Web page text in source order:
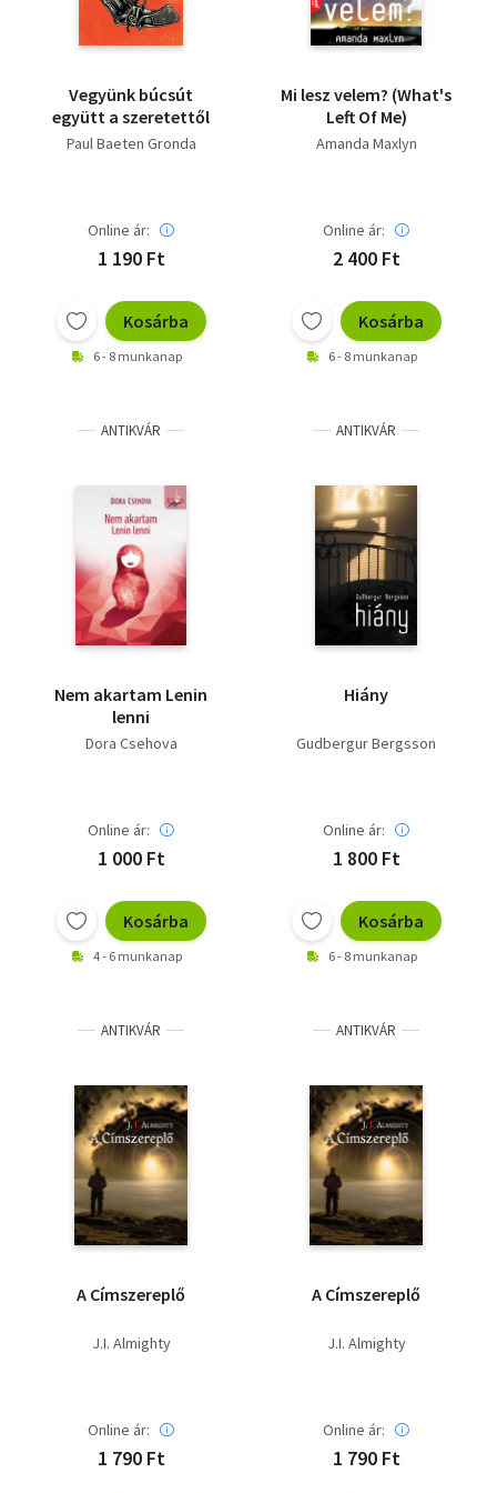
Vegyünk búcsút
együtt a szeretettől
Paul Baeten Gronda
Online ár:
1 190 Ft
Kosárba
6 - 8 munkanap
Mi ​lesz velem? (What's
Left Of Me)
Amanda Maxlyn
Online ár:
2 400 Ft
Kosárba
6 - 8 munkanap
ANTIKVÁR
Nem akartam Lenin
lenni
Dora Csehova
Online ár:
1 000 Ft
Kosárba
4 - 6 munkanap
ANTIKVÁR
Hiány
Gudbergur Bergsson
Online ár:
1 800 Ft
Kosárba
6 - 8 munkanap
ANTIKVÁR
A Címszereplő
J.I. Almighty
Online ár:
1 790 Ft
ANTIKVÁR
A Címszereplő
J.I. Almighty
Online ár:
1 790 Ft